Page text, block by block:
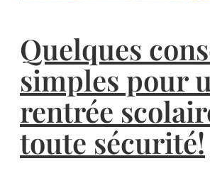
Quelques
simples pour
rentrée
toute sécurité!